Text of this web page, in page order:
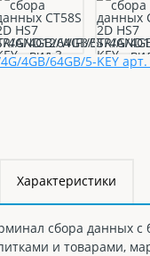
Характеристики
сбора данных
и товарами,